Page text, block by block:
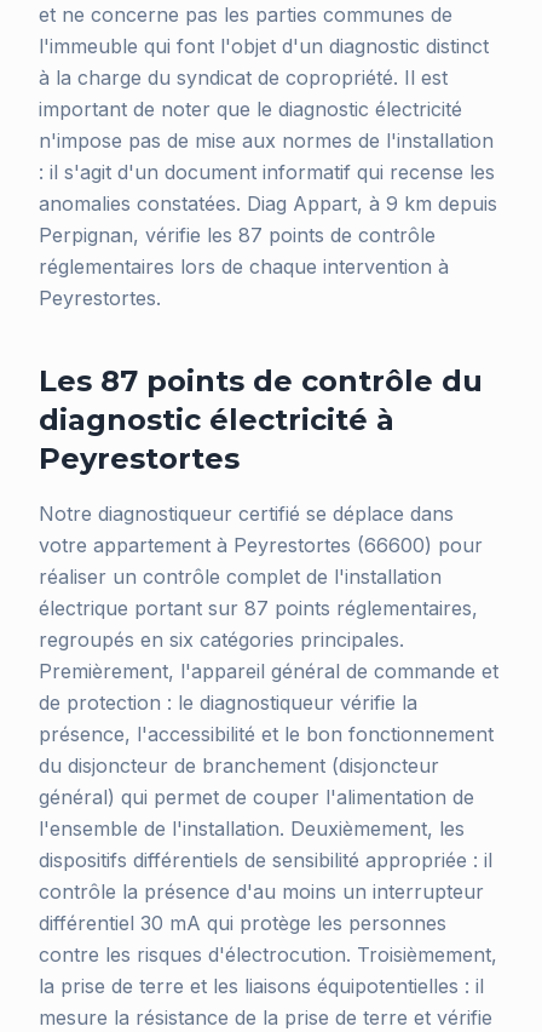
et ne concerne pas les parties communes de
l'immeuble qui font l'objet d'un diagnostic distinct
à la charge du syndicat de copropriété. Il est
important de noter que le diagnostic électricité
n'impose pas de mise aux normes de l'installation
: il s'agit d'un document informatif qui recense les
anomalies constatées. Diag Appart, à 9 km depuis
Perpignan, vérifie les 87 points de contrôle
réglementaires lors de chaque intervention à
Peyrestortes.
Les 87 points de contrôle du
diagnostic électricité à
Peyrestortes
Notre diagnostiqueur certifié se déplace dans
votre appartement à Peyrestortes (66600) pour
réaliser un contrôle complet de l'installation
électrique portant sur 87 points réglementaires,
regroupés en six catégories principales.
Premièrement, l'appareil général de commande et
de protection : le diagnostiqueur vérifie la
présence, l'accessibilité et le bon fonctionnement
du disjoncteur de branchement (disjoncteur
général) qui permet de couper l'alimentation de
l'ensemble de l'installation. Deuxièmement, les
dispositifs différentiels de sensibilité appropriée : il
contrôle la présence d'au moins un interrupteur
différentiel 30 mA qui protège les personnes
contre les risques d'électrocution. Troisièmement,
la prise de terre et les liaisons équipotentielles : il
mesure la résistance de la prise de terre et vérifie